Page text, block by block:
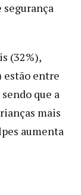
segurança
(32%),
estão entre
que a
mais
aumenta